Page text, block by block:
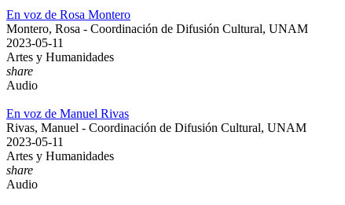
En voz de Rosa Montero
Montero, Rosa - Coordinación de Difusión Cultural, UNAM
2023-05-11
Artes y Humanidades
share
Audio
En voz de Manuel Rivas
Rivas, Manuel - Coordinación de Difusión Cultural, UNAM
2023-05-11
Artes y Humanidades
share
Audio